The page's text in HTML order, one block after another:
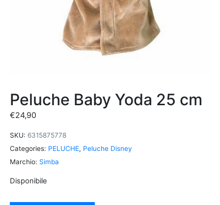
Peluche Baby Yoda 25 cm
€24,90
SKU: 6315875778
Categories: PELUCHE, Peluche Disney
Marchio: Simba
Disponibile